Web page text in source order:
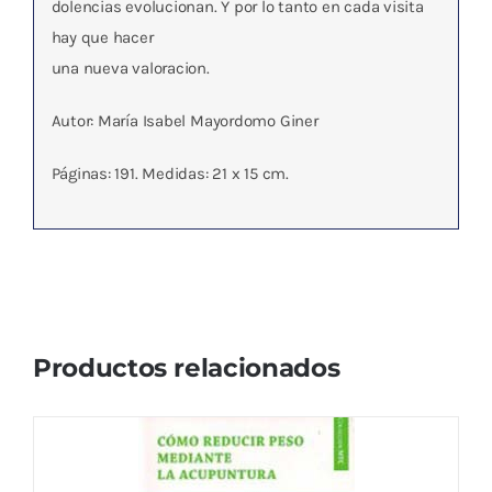
dolencias evolucionan. Y por lo tanto en cada visita
hay que hacer
una nueva valoracion.
Autor: María Isabel Mayordomo Giner
Páginas: 191. Medidas: 21 x 15 cm.
Productos relacionados
COMO REDUCIR PESO MEDIANTE LA
ACUPUNTURA